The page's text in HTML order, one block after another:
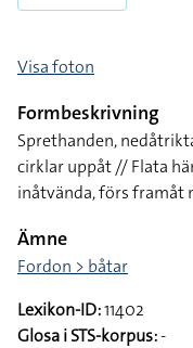
Visa foton
Formbeskrivning
Sprethanden,
cirklar uppåt // Flata
inåtvända, förs framåt
Ämne
Fordon > båtar
Lexikon-ID:11402
Glosa i STS-korpus:-